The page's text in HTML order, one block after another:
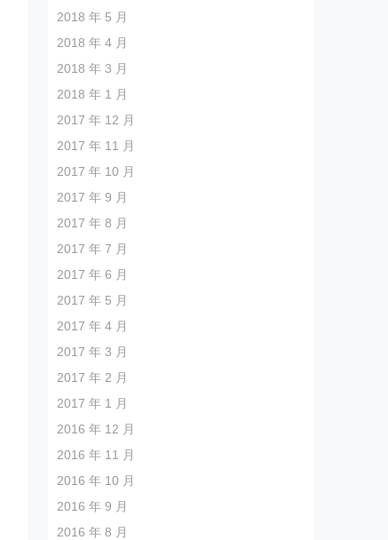
2018 年 5 月
2018 年 4 月
2018 年 3 月
2018 年 1 月
2017 年 12 月
2017 年 11 月
2017 年 10 月
2017 年 9 月
2017 年 8 月
2017 年 7 月
2017 年 6 月
2017 年 5 月
2017 年 4 月
2017 年 3 月
2017 年 2 月
2017 年 1 月
2016 年 12 月
2016 年 11 月
2016 年 10 月
2016 年 9 月
2016 年 8 月